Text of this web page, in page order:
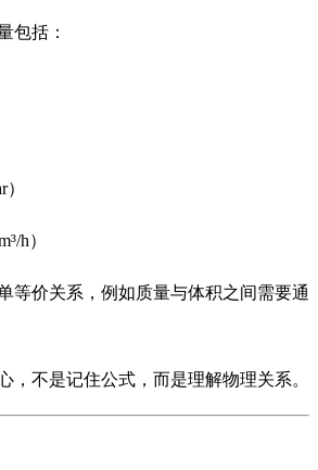
包括：
h）
等价关系，例如质量与体积之间需要通
，不是记住公式，而是理解物理关系。